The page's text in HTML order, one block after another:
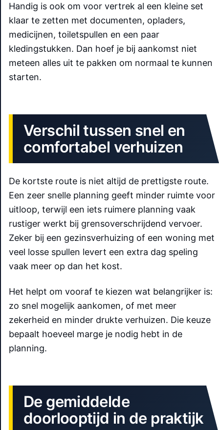
Handig is ook om voor vertrek al een kleine set
klaar te zetten met documenten, opladers,
medicijnen, toiletspullen en een paar
kledingstukken. Dan hoef je bij aankomst niet
meteen alles uit te pakken om normaal te kunnen
starten.
Verschil tussen snel en
comfortabel verhuizen
De kortste route is niet altijd de prettigste route.
Een zeer snelle planning geeft minder ruimte voor
uitloop, terwijl een iets ruimere planning vaak
rustiger werkt bij grensoverschrijdend vervoer.
Zeker bij een gezinsverhuizing of een woning met
veel losse spullen levert een extra dag speling
vaak meer op dan het kost.
Het helpt om vooraf te kiezen wat belangrijker is:
zo snel mogelijk aankomen, of met meer
zekerheid en minder drukte verhuizen. Die keuze
bepaalt hoeveel marge je nodig hebt in de
planning.
De gemiddelde
doorlooptijd in de praktijk